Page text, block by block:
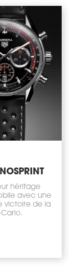
héritage
avec une
victoire de la